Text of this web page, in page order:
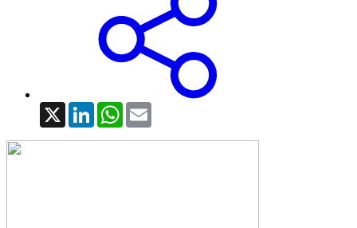
X LinkedInWhatsApp